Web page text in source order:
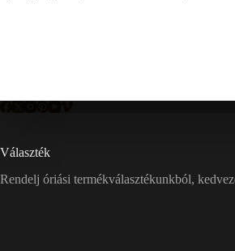
Választék
Rendelj óriási termékválasztékunkból,